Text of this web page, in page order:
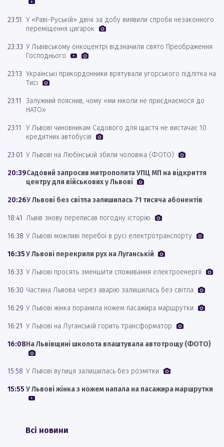
23:51 У «Раві-Руській» двічі за добу виявили спроби незаконного
переміщення цигарок
23:33 У Львівському онкоцентрі відзначили свято Преображення
Господнього
23:13 Українські прикордонники врятували угорського підлітка на
Тисі
23:11
Залужний пояснив, чому «ми ніколи не приєднаємося до
НАТО»
23:11
У Львові чиновникам Садового для щастя не вистачає 10
кредитних автобусів
23:01 У Львові на Любінській збили чоловіка (ФОТО)
20:39Садовий запросив митрополита УПЦ МП на відкриття
центру для військових у Львові
20:26У Львові без світла залишилась 71 тисяча абонентів
18:41 Львів знову переписав погодну історію
16:38 У Львові можливі перебої в русі електротранспорту
16:35У Львові перекрили рух на Луганській
16:33 У Львові просять зменшити споживання електроенергії
16:30 Частина Львова через аварію залишилась без світла
16:29 У Львові жінка поранила ножем пасажира маршрутки
16:21 У Львові на Луганській горить трансформатор
16:08На Львівщині школота влаштувала автотрощу (ФОТО)
15:58 У Львові вулиця залишилась без розмітки
15:55 У Львові жінка з ножем напала на пасажира маршрутки
Всі новини